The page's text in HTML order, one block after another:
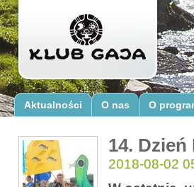
Aktualności O nas O
14. Dzień
2018-08-02